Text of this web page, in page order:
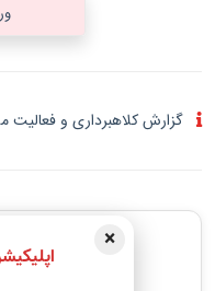
گزارش کلاهبرداری و
جدید
×